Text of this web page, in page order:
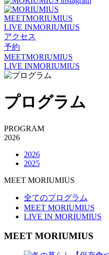
MEETMORIUMIUS
LIVE INMORIUMIUS
アクセス
予約
MEETMORIUMIUS
LIVE INMORIUMIUS
プログラム
PROGRAM
2026
2026
2025
MEET MORIUMIUS
全てのプログラム
MEET MORIUMIUS
LIVE IN MORIUMIUS
MEET MORIUMIUS